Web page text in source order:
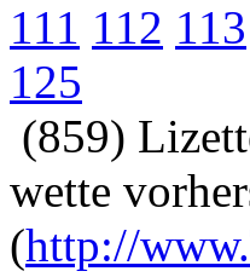
111 112 113
125
(859)
wette
(http://